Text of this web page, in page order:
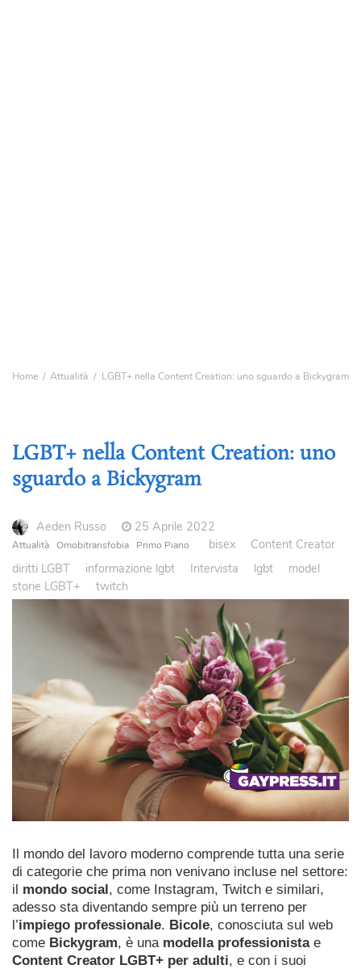
Home Attualità LGBT+ nella Content Creation: uno sguardo a Bickygram
LGBT+ nella Content Creation: uno
sguardo a Bickygram
Aeden Russo 25 Aprile 2022
Attualità Omobitransfobia Primo Piano bisex
Content Creator
diritti LGBT
informazione lgbt Intervista lgbt
model
storie LGBT+
twitch
Il mondo del lavoro moderno comprende tutta una serie
di categorie che prima non venivano incluse nel settore:
il mondo social, come Instagram, Twitch e similari,
adesso sta diventando sempre più un terreno per
l’impiego professionale. Bicole, conosciuta sul web
come Bickygram, è una modella professionistae
Content Creator LGBT+ per adulti, e con i suoi